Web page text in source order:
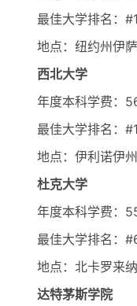
最佳大学排名：
地点：纽约州伊萨
西北大学
年度本科学费：
最佳大学排名：
地点：伊利诺伊州
杜克大学
年度本科学费：
最佳大学排名：
地点：北卡罗来纳
达特茅斯学院